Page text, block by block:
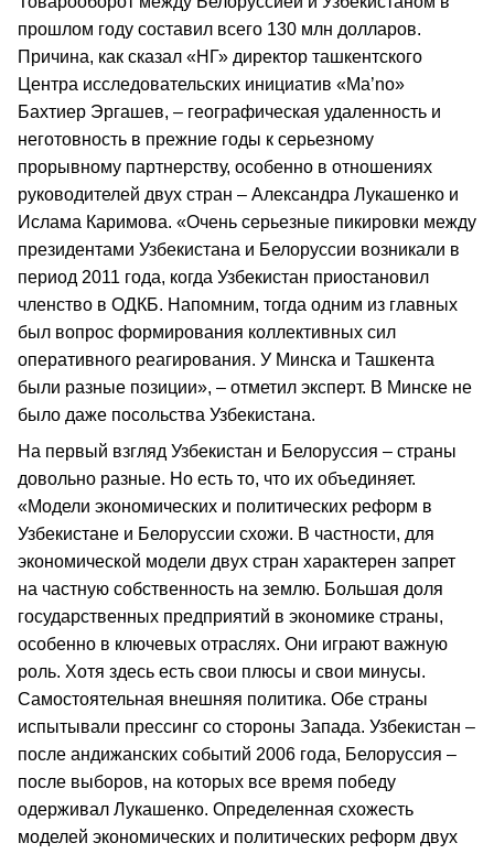
прошлом году составил всего 130 млн долларов.
Причина, как сказал «НГ» директор ташкентского
Центра исследовательских инициатив «Ма’no»
Бахтиер Эргашев, – географическая удаленность и
неготовность в прежние годы к серьезному
прорывному партнерству, особенно в отношениях
руководителей двух стран – Александра Лукашенко и
Ислама Каримова. «Очень серьезные пикировки между
президентами Узбекистана и Белоруссии возникали в
период 2011 года, когда Узбекистан приостановил
членство в ОДКБ. Напомним, тогда одним из главных
был вопрос формирования коллективных сил
оперативного реагирования. У Минска и Ташкента
были разные позиции», – отметил эксперт. В Минске не
было даже посольства Узбекистана.
На первый взгляд Узбекистан и Белоруссия – страны
довольно разные. Но есть то, что их объединяет.
«Модели экономических и политических реформ в
Узбекистане и Белоруссии схожи. В частности, для
экономической модели двух стран характерен запрет
на частную собственность на землю. Большая доля
государственных предприятий в экономике страны,
особенно в ключевых отраслях. Они играют важную
роль. Хотя здесь есть свои плюсы и свои минусы.
Самостоятельная внешняя политика. Обе страны
испытывали прессинг со стороны Запада. Узбекистан –
после андижанских событий 2006 года, Белоруссия –
после выборов, на которых все время победу
одерживал Лукашенко. Определенная схожесть
моделей экономических и политических реформ двух